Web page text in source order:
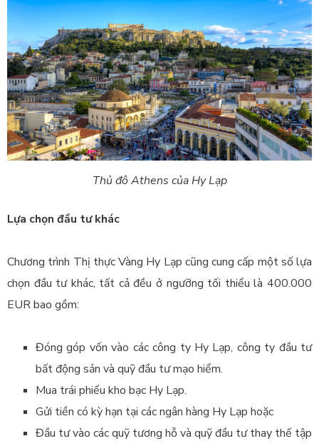
Thủ đô Athens của Hy Lạp
Lựa chọn đầu tư khác
Chương trình Thị thực Vàng Hy Lạp cũng cung cấp một số lựa
chọn đầu tư khác, tất cả đều ở ngưỡng tối thiểu là 400.000
EUR bao gồm:
Đóng góp vốn vào các công ty Hy Lạp, công ty đầu tư
bất động sản và quỹ đầu tư mạo hiểm.
Mua trái phiếu kho bạc Hy Lạp.
Gửi tiền có kỳ hạn tại các ngân hàng Hy Lạp hoặc
Đầu tư vào các quỹ tương hỗ và quỹ đầu tư thay thế tập